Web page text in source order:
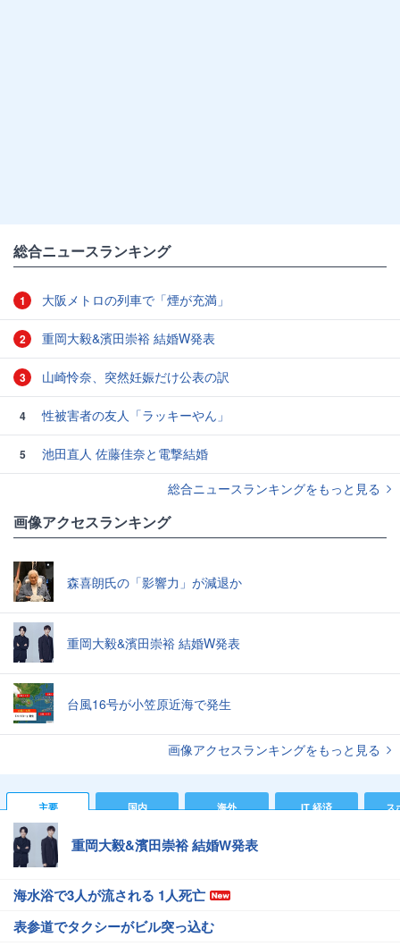
総合ニュースランキング
1 大阪メトロの列車で「煙が充満」
2 重岡大毅&濱田崇裕 結婚W発表
3 山崎怜奈、突然妊娠だけ公表の訳
4 性被害者の友人「ラッキーやん」
5
池田直人 佐藤佳奈と電撃結婚
総合ニュースランキングをもっと見る
画像アクセスランキング
森喜朗氏の「影響力」が減退か
重岡大毅&濱田崇裕 結婚W発表
台風16号が小笠原近海で発生
画像アクセスランキングをもっと見る
主要 国内 海外 IT 経済 ス
重岡大毅&濱田崇裕 結婚W発表
海水浴で3人が流される 1人死亡
表参道でタクシーがビル突っ込む